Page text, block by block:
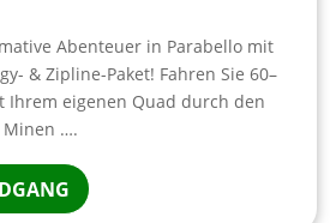
Abenteuer in Parabello mit
& Zipline-Paket! Fahren Sie 60–
Ihrem eigenen Quad durch den
Minen ….